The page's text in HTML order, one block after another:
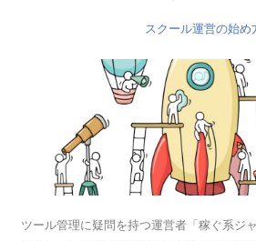
スクール運営の始め
ツール管理に疑問を持つ運営者「稼ぐ系ジ